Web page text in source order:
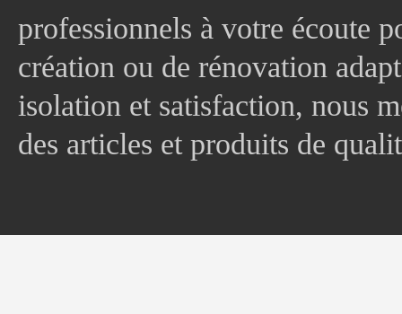
professionnels à votre écoute
création ou de rénovation
isolation et satisfaction, nous
des articles et produits de